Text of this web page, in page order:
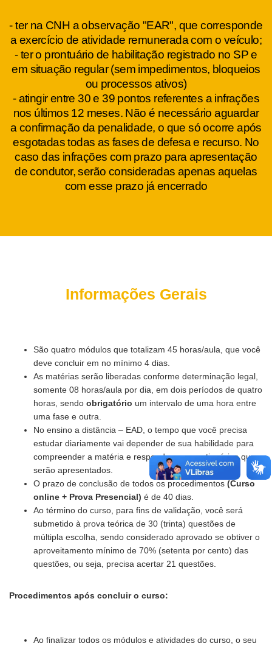
- ter na CNH a observação "EAR", que corresponde
a exercício de atividade remunerada com o veículo;
- ter o prontuário de habilitação registrado no SP e
em situação regular (sem impedimentos, bloqueios
ou processos ativos)
- atingir entre 30 e 39 pontos referentes a infrações
nos últimos 12 meses. Não é necessário aguardar
a confirmação da penalidade, o que só ocorre após
esgotadas todas as fases de defesa e recurso. No
caso das infrações com prazo para apresentação
de condutor, serão consideradas apenas aquelas
com esse prazo já encerrado
Informações Gerais
São quatro módulos que totalizam 45 horas/aula, que você
deve concluir em no mínimo 4 dias.
As matérias serão liberadas conforme determinação legal,
somente 08 horas/aula por dia, em dois períodos de quatro
horas, sendo obrigatório um intervalo de uma hora entre
uma fase e outra.
No ensino a distância – EAD, o tempo que você precisa
estudar diariamente vai depender de sua habilidade para
compreender a matéria e responder os questionários que
serão apresentados.
O prazo de conclusão de todos os procedimentos (Curso
online + Prova Presencial) é de 40 dias.
Ao término do curso, para fins de validação, você será
submetido à prova teórica de 30 (trinta) questões de
múltipla escolha, sendo considerado aprovado se obtiver o
aproveitamento mínimo de 70% (setenta por cento) das
questões, ou seja, precisa acertar 21 questões.
Procedimentos após concluir o curso:
Ao finalizar todos os módulos e atividades do curso, o seu